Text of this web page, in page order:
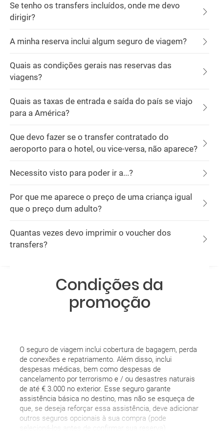
Se tenho os transfers incluídos, onde me devo
dirigir?
A minha reserva inclui algum seguro de viagem?
Quais as condições gerais nas reservas das
viagens?
Quais as taxas de entrada e saída do país se viajo
para a América?
Que devo fazer se o transfer contratado do
aeroporto para o hotel, ou vice-versa, não aparece?
Necessito visto para poder ir a...?
Por que me aparece o preço de uma criança igual
que o preço dum adulto?
Quantas vezes devo imprimir o voucher dos
transfers?
Condições da
promoção
O seguro de viagem inclui cobertura de bagagem, perda
de conexões e repatriamento. Além disso, inclui
despesas médicas, bem como despesas de
cancelamento por terrorismo e / ou desastres naturais
de até € 3.000 no exterior. Esse seguro garante
assistência básica no destino, mas não se esqueça de
que, se deseja reforçar essa assistência, deve adicionar
outros seguros opcionais à sua compra (pode
selecioná-los antes de confirmar sua reserva).